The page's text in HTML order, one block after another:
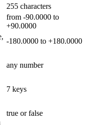
255 characters
from -90.0000 to
+90.0000
-180.0000 to +180.0000
any number
7 keys
true or false